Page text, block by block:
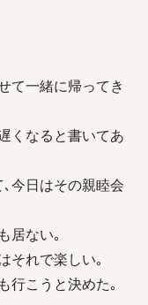
て一緒に帰ってき
くなると書いてあ
､今日はその親睦会
居ない｡
それで楽しい｡
行こうと決めた｡